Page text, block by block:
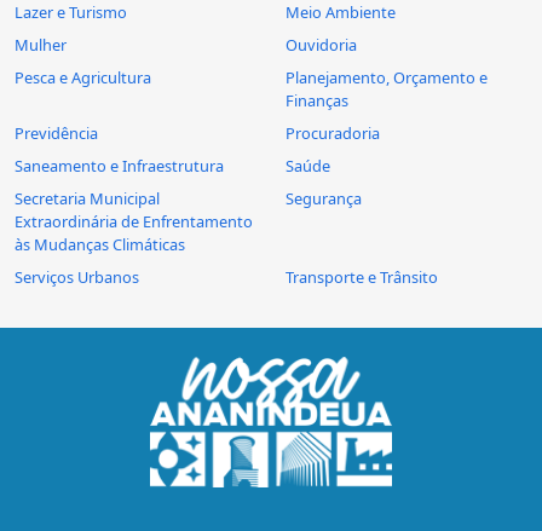
Lazer e Turismo
Meio Ambiente
Mulher
Ouvidoria
Pesca e Agricultura
Planejamento, Orçamento e
Finanças
Previdência
Procuradoria
Saneamento e Infraestrutura
Saúde
Secretaria Municipal
Extraordinária de Enfrentamento
às Mudanças Climáticas
Segurança
Serviços Urbanos Transporte e Trânsito